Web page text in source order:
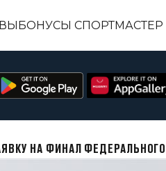
БОНУСЫ СПОРТМАСТЕР
НА ФИНАЛ